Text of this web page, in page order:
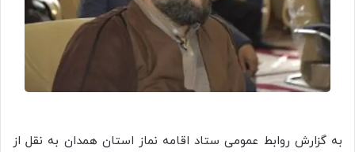
به گزارش روابط عمومی ستاد اقامه نماز استان همدان به نقل از